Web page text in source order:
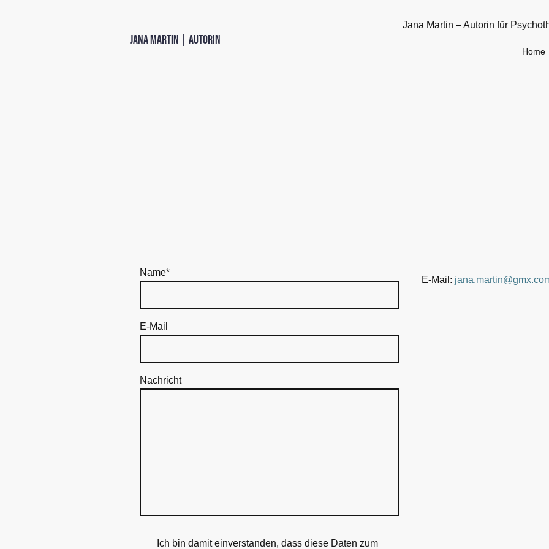
Jana Martin | Autorin
Jana Martin – Autorin für
Home
Name*
E-Mail
Nachricht
Ich bin damit einverstanden, dass diese Daten zum
E-Mail: